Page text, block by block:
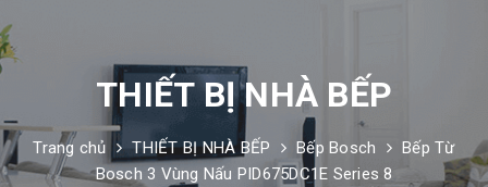
THIẾT BỊ NHÀ BẾP
Trang chủ THIẾT BỊ NHÀ BẾP Bếp Bosch
Bếp Từ
Bosch 3 Vùng Nấu PID675DC1E Series 8